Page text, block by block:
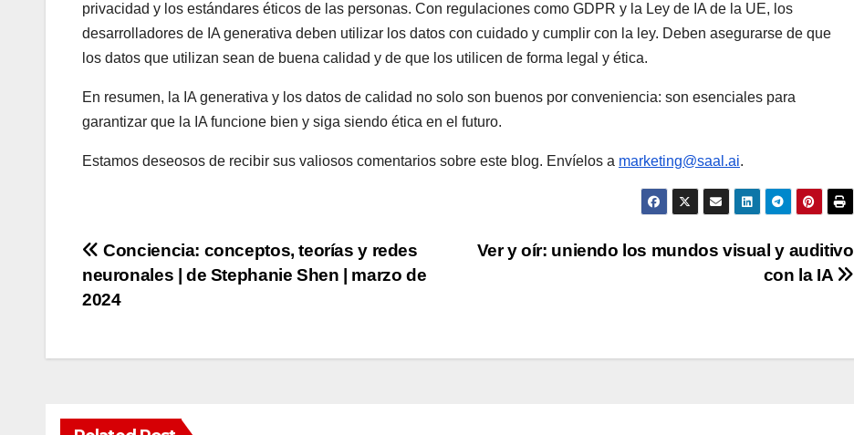
privacidad y los estándares éticos de las personas. Con regulaciones como GDPR y la Ley de IA de la UE, los
desarrolladores de IA generativa deben utilizar los datos con cuidado y cumplir con la ley. Deben asegurarse de que
los datos que utilizan sean de buena calidad y de que los utilicen de forma legal y ética.
En resumen, la IA generativa y los datos de calidad no solo son buenos por conveniencia: son esenciales para
garantizar que la IA funcione bien y siga siendo ética en el futuro.
Estamos deseosos de recibir sus valiosos comentarios sobre este blog. Envíelos a marketing@saal.ai.
Post
navigation
Ver y oír: uniendo los mundos visual y auditivo
con la IA
Conciencia: conceptos, teorías y redes
neuronales | de Stephanie Shen | marzo de
2024